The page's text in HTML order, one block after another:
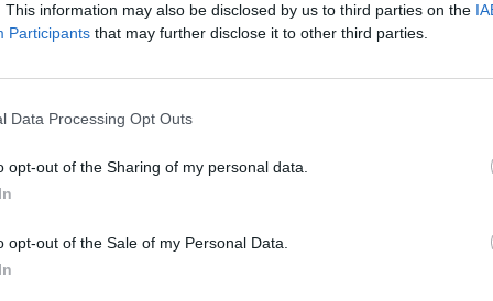
This information may also be disclosed by us to third parties on the
Participants that may further disclose it to other third parties.
Data Processing Opt Outs
opt-out of the Sharing of my personal data.
opt-out of the Sale of my Personal Data.
ofrece una cocina rica y elaborada con recetas de la tradición de Liguria a
en las mejores guías gastronómicas.
Pago
Recepciones / Banquetes /